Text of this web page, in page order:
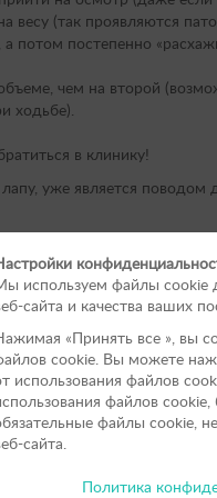
(так проявляются
постепенно
чем на второй
ходьбе).
в клинику!
уже является поводом
Игоревича
так как это часто
раз в год
так же не стоит
используем файлы cookie
сайта и качества ваших
«Принять вce », вы
cookie. Вы можете
использования файлов
файлов cookie,
файлы cookie,
сайта.
Политика